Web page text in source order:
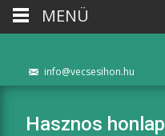
info@vecsesihon.hu
Hasznos
MENÜ